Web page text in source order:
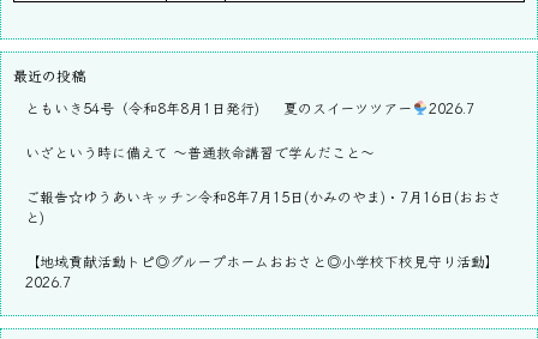
最近の投稿
ともいき54号（令和8年8月1日発行)
夏のスイーツツアー 2026.7
いざという時に備えて ～普通救命講習で学んだこと～
ご報告☆ゆうあいキッチン令和8年7月15日(かみのやま)・7月16日(おおさ
と)
【地域貢献活動トピ◎グループホームおおさと◎小学校下校見守り活動】
2026.7